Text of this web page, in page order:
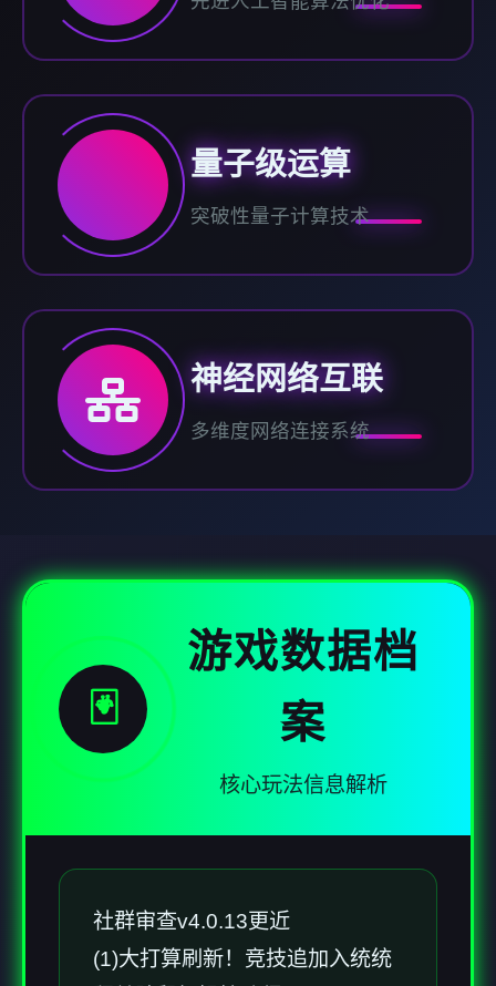
量子级运算
突破性量子计算技术
神经网络互联
多维度网络连接系统
🃏
游戏数据档
案
核心玩法信息解析
社群审查v4.0.13更近
(1)大打算刷新！竞技追加入统统